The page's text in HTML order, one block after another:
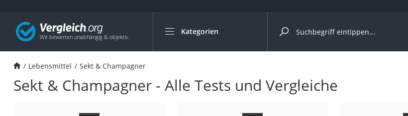
Kategorien
Die beliebtesten Vergleiche nach Kategorie
Lebensmittel
Knäckebrot
Lebensmittel Sekt & Champagner
Sekt & Champagner - Alle Tests und Vergleiche